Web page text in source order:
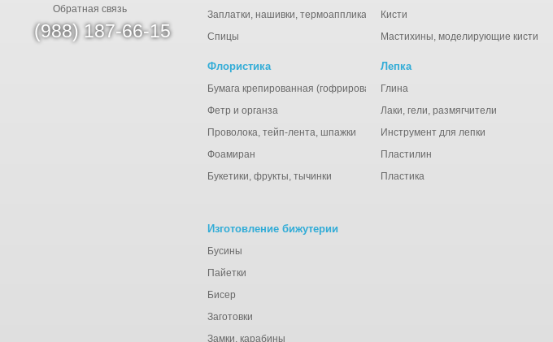
Обратная связь
(988) 187-66-15
Заплатки, нашивки, термоаппликации
Спицы
Кисти
Мастихины, моделирующие кисти
Флористика
Бумага крепированная (гофрированная), тишью
Фетр и органза
Проволока, тейп-лента, шпажки
Фоамиран
Букетики, фрукты, тычинки
Лепка
Глина
Лаки, гели, размягчители
Инструмент для лепки
Пластилин
Пластика
Изготовление бижутерии
Бусины
Пайетки
Бисер
Заготовки
Замки, карабины